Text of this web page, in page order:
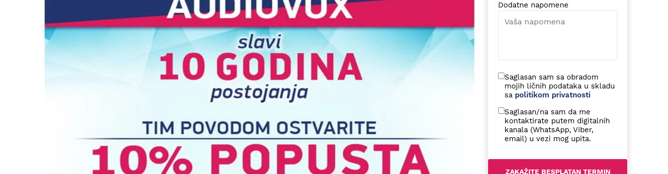
Dodatne napomene
Saglasan sam sa obradom
mojih ličnih podataka u skladu
sa politikom privatnosti
Saglasan/na sam da me
kontaktirate putem digitalnih
kanala (WhatsApp, Viber,
email) u vezi mog upita.